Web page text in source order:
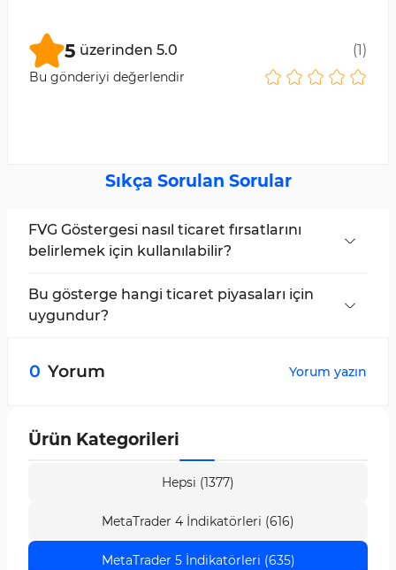
5 üzerinden 5.0 (1)
Bu gönderiyi değerlendir
Sıkça Sorulan Sorular
FVG Göstergesi nasıl ticaret fırsatlarını
belirlemek için kullanılabilir?
Yatırımcılar bu alanları analizlerinde kullanarak
fiyatların FVG bölgelerine geri dönme olasılığını
Bu gösterge hangi ticaret piyasaları için
uygundur?
0 Yorum Yorum yazın
Ürün Kategorileri
Hepsi (1377)
MetaTrader 4 İndikatörleri (616)
MetaTrader 5 İndikatörleri (635)